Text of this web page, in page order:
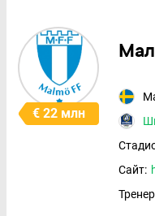
€ 22 млн
Сайт: